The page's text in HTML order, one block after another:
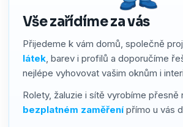
Vše zařídíme za vás
Přijedeme k vám domů, společně
látek, barev i profilů a doporučíme
nejlépe vyhovovat vašim oknům i
Rolety, žaluzie i sítě vyrobíme přesně
bezplatném zaměření přímo u vás